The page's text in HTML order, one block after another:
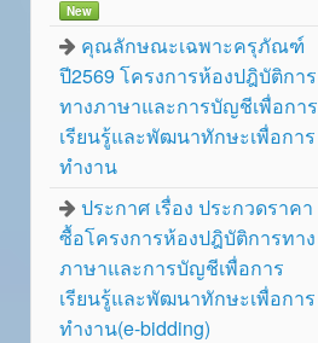
New
คุณลักษณะเฉพาะครุภัณฑ์
ปี2569 โครงการห้องปฎิบัติการ
ทางภาษาและการบัญชีเพื่อการ
เรียนรู้และพัฒนาทักษะเพื่อการ
ทำงาน
ประกาศ เรื่อง ประกวดราคา
ซื้อโครงการห้องปฎิบัติการทาง
ภาษาและการบัญชีเพื่อการ
เรียนรู้และพัฒนาทักษะเพื่อการ
ทำงาน(e-bidding)